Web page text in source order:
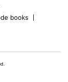
books